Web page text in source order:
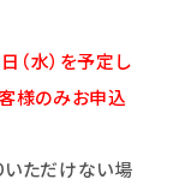
水）を予定し
様のみお申込
いただけない場